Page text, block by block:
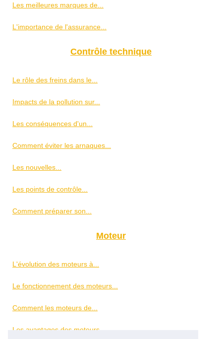
Les meilleures marques de...
L'importance de l'assurance...
Contrôle technique
Le rôle des freins dans le...
Impacts de la pollution sur...
Les conséquences d'un...
Comment éviter les arnaques...
Les nouvelles...
Les points de contrôle...
Comment préparer son...
Moteur
L'évolution des moteurs à...
Le fonctionnement des moteurs...
Comment les moteurs de...
Les avantages des moteurs...